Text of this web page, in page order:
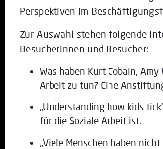
Perspektiven im
Zur Auswahl stehen folgende
Besucherinnen und Besucher:
Was haben Kurt Cobain,
Arbeit zu tun? Eine
„Understanding how kids
für die Soziale Arbeit ist.
„Viele Menschen haben